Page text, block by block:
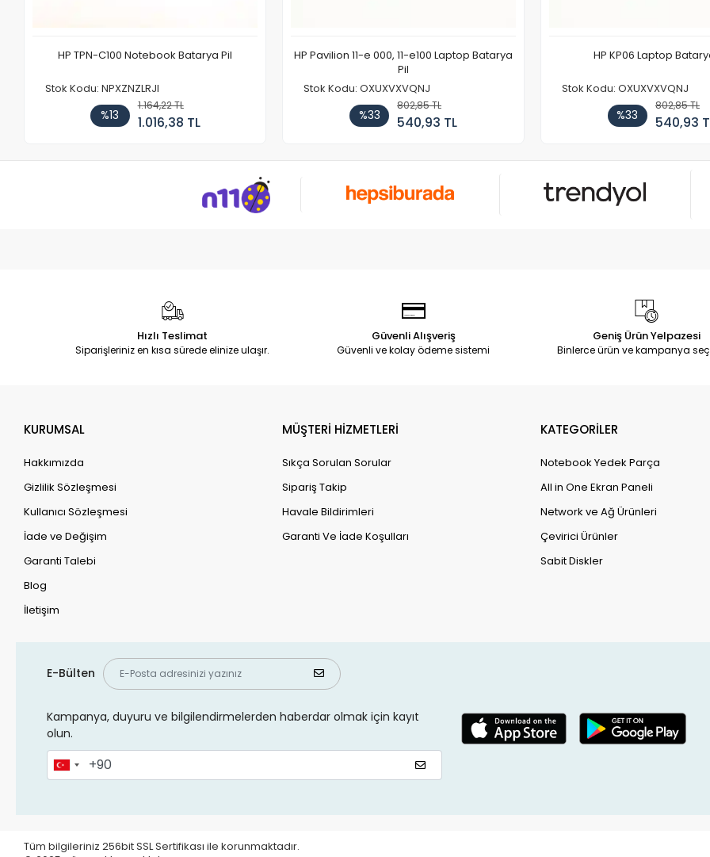
HP TPN-C100 Notebook Batarya Pil
Stok Kodu: NPXZNZLRJI
%13
1.164,22 TL
1.016,38 TL
HP Pavilion 11-e 000, 11-e100 Laptop Batarya
Pil
Stok Kodu: OXUXVXVQNJ
%33
802,85 TL
540,93 TL
HP KP06 Laptop
Stok Kodu: OXUXVXVQNJ
%33
802,85 TL
540,93
Hızlı Teslimat
Siparişleriniz en kısa sürede elinize ulaşır.
Güvenli Alışveriş
Güvenli ve kolay ödeme sistemi
Geniş Ürün Yelpazesi
Binlerce ürün ve kampanya
KURUMSAL
Hakkımızda
Gizlilik Sözleşmesi
Kullanıcı Sözleşmesi
İade ve Değişim
Garanti Talebi
Blog
İletişim
MÜŞTERİ HİZMETLERİ
Sıkça Sorulan Sorular
Sipariş Takip
Havale Bildirimleri
Garanti Ve İade Koşulları
KATEGORİLER
Notebook Yedek Parça
All in One Ekran Paneli
Network ve Ağ Ürünleri
Çevirici Ürünler
Sabit Diskler
E-Bülten
Kampanya, duyuru ve bilgilendirmelerden haberdar olmak için kayıt
olun.
Tüm bilgileriniz 256bit SSL Sertifikası ile korunmaktadır.